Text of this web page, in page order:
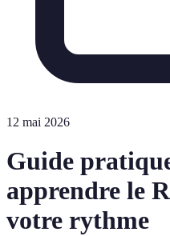
12 mai 2026
Guide
apprendre le
votre rythme